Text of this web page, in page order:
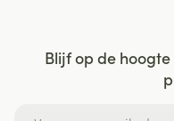
Blijf op de